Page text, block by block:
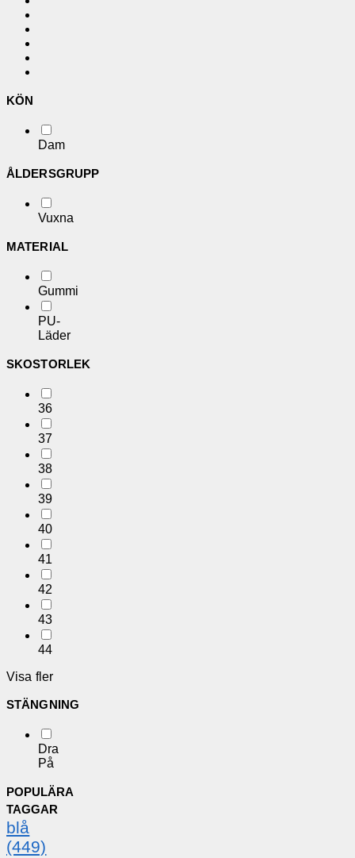
KÖN
Dam
ÅLDERSGRUPP
Vuxna
MATERIAL
Gummi
PU-
Läder
SKOSTORLEK
36
37
38
39
40
41
42
43
44
Visa fler
STÄNGNING
Dra
På
POPULÄRA
TAGGAR
blå
(449)